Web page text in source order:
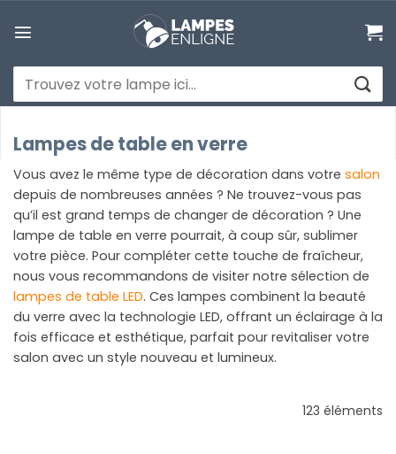
au
Recherche
pour :
Lampes de table en verre
Vous avez le même type de décoration dans votre salon
depuis de nombreuses années ? Ne trouvez-vous pas
qu’il est grand temps de changer de décoration ? Une
lampe de table en verre pourrait, à coup sûr, sublimer
votre pièce. Pour compléter cette touche de fraîcheur,
nous vous recommandons de visiter notre sélection de
lampes de table LED. Ces lampes combinent la beauté
du verre avec la technologie LED, offrant un éclairage à la
fois efficace et esthétique, parfait pour revitaliser votre
salon avec un style nouveau et lumineux.
123 éléments